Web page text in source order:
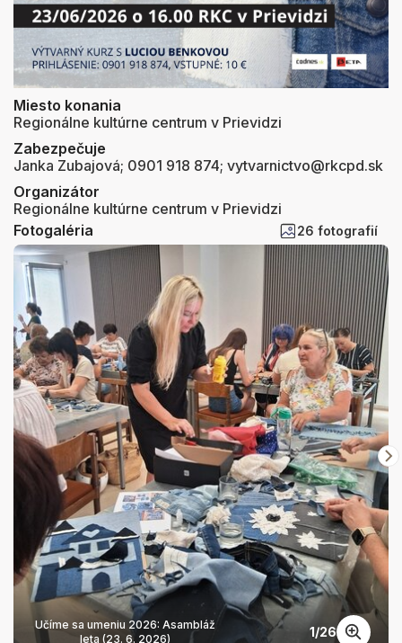
Miesto konania
Regionálne kultúrne centrum v Prievidzi
Zabezpečuje
Janka Zubajová; 0901 918 874; vytvarnictvo@rkcpd.sk
Organizátor
Regionálne kultúrne centrum v Prievidzi
Fotogaléria
26 fotografií
Učíme sa umeniu 2026: Asambláž
leta (23. 6. 2026)
1/26